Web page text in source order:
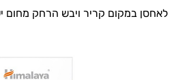
לאחסן במקום קריר ויבש הרחק מחום